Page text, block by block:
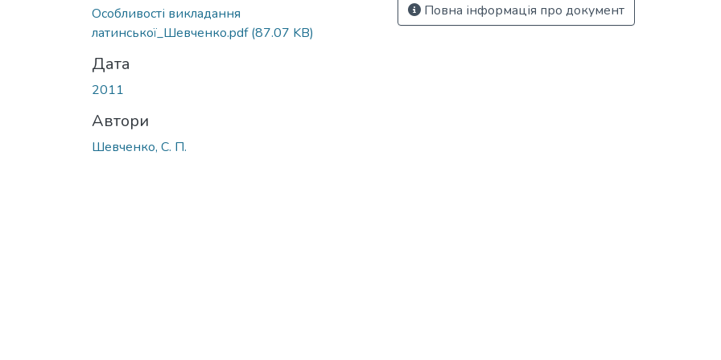
Особливості викладання
латинської_Шевченко.pdf(87.07 KB)
Дата
2011
Автори
Шевченко, С. П.
Повна інформація про документ